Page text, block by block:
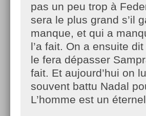
pas un peu trop à
sera le plus grand s’il
manque, et qui a
l’a fait. On a ensuite
le fera dépasser
fait. Et aujourd’hui on
souvent battu Nadal
L’homme est un